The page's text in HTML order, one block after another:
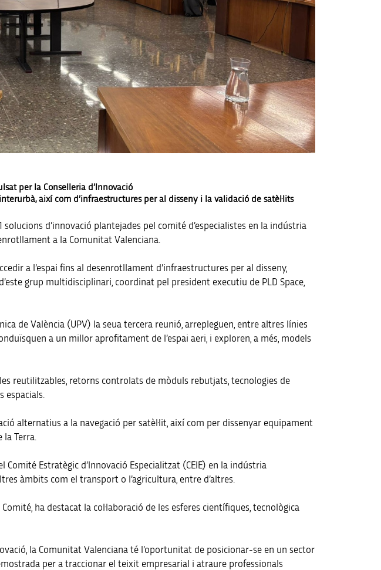
per la Conselleria d’Innovació
així com d’infraestructures per al disseny i la validació de satèl·lits
d’innovació plantejades pel comité d’especialistes en la indústria
a la Comunitat Valenciana.
a l’espai fins al desenrotllament d’infraestructures per al disseny,
grup multidisciplinari, coordinat pel president executiu de PLD Space,
de València (UPV) la seua tercera reunió, arrepleguen, entre altres línies
a un millor aprofitament de l’espai aeri, i exploren, a més, models
reutilitzables, retorns controlats de mòduls rebutjats, tecnologies de
alternatius a la navegació per satèl·lit, així com per dissenyar equipament
Terra.
Estratègic d’Innovació Especialitzat (CEIE) en la indústria
àmbits com el transport o l’agricultura, entre d’altres.
ha destacat la col·laboració de les esferes científiques, tecnològica
la Comunitat Valenciana té l’oportunitat de posicionar-se en un sector
per a traccionar el teixit empresarial i atraure professionals